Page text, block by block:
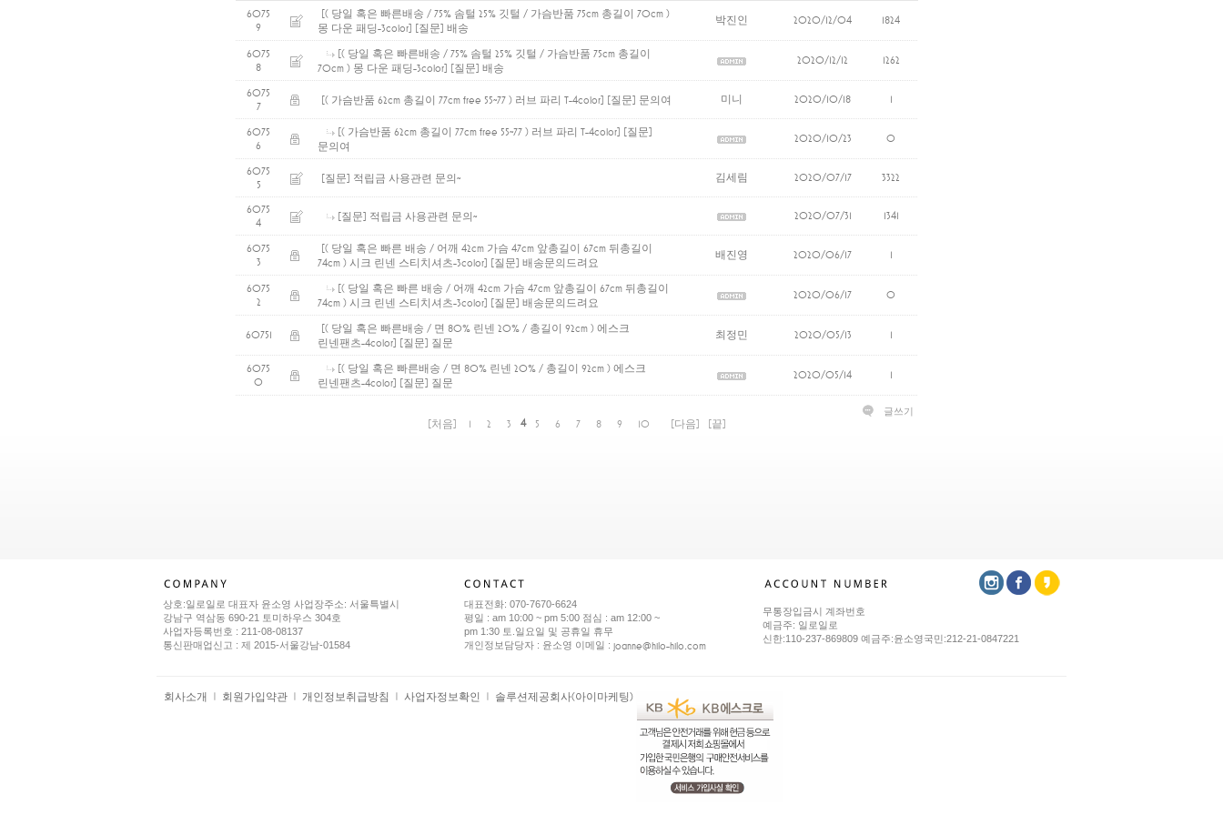
6075
9
[( 당일 혹은 빠른배송 / 75% 솜털 25% 깃털 / 가슴반품 75cm 총길이 70cm )
몽 다운 패딩-3color] [질문] 배송
박진인 2020/12/04 1824
6075
8
[( 당일 혹은 빠른배송 / 75% 솜털 25% 깃털 / 가슴반품 75cm 총길이
70cm ) 몽 다운 패딩-3color] [질문] 배송
2020/12/12 1262
6075
7
[( 가슴반품 62cm 총길이 77cm free 55~77 ) 러브 파리 T-4color] [질문] 문의여 미니 2020/10/18 1
6075
6
[( 가슴반품 62cm 총길이 77cm free 55~77 ) 러브 파리 T-4color] [질문]
문의여
2020/10/23 0
6075
5
[질문] 적립금 사용관련 문의~ 김세림 2020/07/17 3322
6075
4
[질문] 적립금 사용관련 문의~ 2020/07/31 1341
6075
3
[( 당일 혹은 빠른 배송 / 어깨 42cm 가슴 47cm 앞총길이 67cm 뒤총길이
74cm ) 시크 린넨 스티치셔츠-3color] [질문] 배송문의드려요
배진영 2020/06/17 1
6075
2
[( 당일 혹은 빠른 배송 / 어깨 42cm 가슴 47cm 앞총길이 67cm 뒤총길이
74cm ) 시크 린넨 스티치셔츠-3color] [질문] 배송문의드려요
2020/06/17 0
60751
[( 당일 혹은 빠른배송 / 면 80% 린넨 20% / 총길이 92cm ) 에스크
린넨팬츠-4color] [질문] 질문
최정민 2020/05/13 1
6075
0
[( 당일 혹은 빠른배송 / 면 80% 린넨 20% / 총길이 92cm ) 에스크
린넨팬츠-4color] [질문] 질문
2020/05/14 1
글쓰기
[처음] 1 2 3 4 5 6 7 8 9 10 [다음] [끝]
상호:일로일로 대표자 윤소영 사업장주소: 서울특별시
강남구 역삼동 690-21 토미하우스 304호
사업자등록번호 : 211-08-08137
통신판매업신고 : 제 2015-서울강남-01584
대표전화: 070-7670-6624
평일 : am 10:00 ~ pm 5:00 점심 : am 12:00 ~
pm 1:30 토.일요일 및 공휴일 휴무
개인정보담당자 : 윤소영 이메일 : joanne@hilo-hilo.com
무통장입금시 계좌번호
예금주: 일로일로
신한:110-237-869809 예금주:윤소영국민:212-21-0847221
회사소개 회원가입약관ㅣ 개인정보취급방침 사업자정보확인 솔루션제공회사(아이마케팅)